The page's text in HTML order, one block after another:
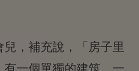
，補充說，「房子里
一個單獨的建筑，一